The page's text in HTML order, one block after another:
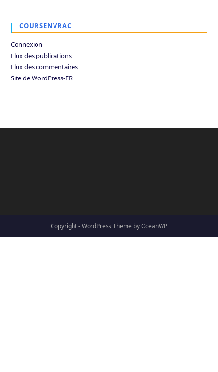
COURSENVRAC
Connexion
Flux des publications
Flux des commentaires
Site de WordPress-FR
Copyright - WordPress Theme by OceanWP